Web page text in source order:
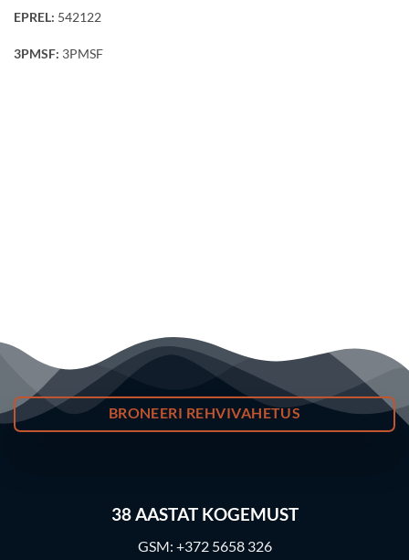
EPREL: 542122
3PMSF: 3PMSF
BRONEERI REHVIVAHETUS
38AASTAT KOGEMUST
GSM: +372 5658 326